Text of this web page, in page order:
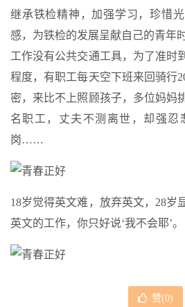
继承铁检精神，加强学习，珍惜
感，为铁检的发展呈献自己的青年时
工作没有公共交通工具，为了准时
程度，有职工每天空下班来回骑行
密，来比不上照顾孩子，多位妈妈
名职工，丈夫不测离世，却强忍
岗……
18岁觉得英文难，放弃英文，28岁
英文的工作，你只好说‘我不会耶’。
赞(0)